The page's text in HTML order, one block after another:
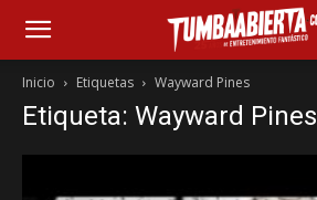
Inicio Etiquetas Wayward Pines
Etiqueta: Wayward Pines